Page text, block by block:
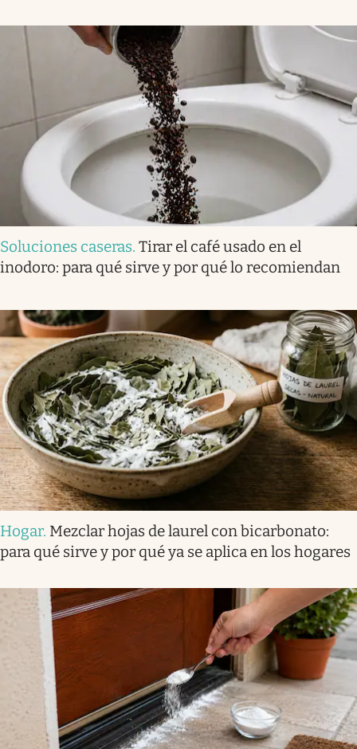
Soluciones caseras. Tirar el café usado en el
inodoro: para qué sirve y por qué lo recomiendan
Hogar. Mezclar hojas de laurel con bicarbonato:
para qué sirve y por qué ya se aplica en los hogares